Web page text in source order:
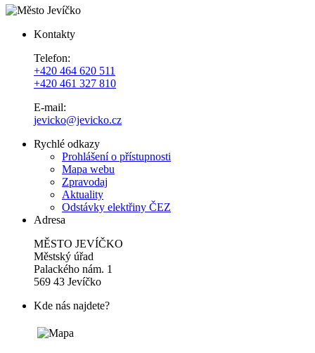
Kontakty
Telefon:
+420 464 620 511
+420 461 327 810
E-mail:
jevicko@jevicko.cz
Rychlé odkazy
Prohlášení o přístupnosti
Mapa webu
Zpravodaj
Aktuality
Odstávky elektřiny ČEZ
Adresa
MĚSTO JEVÍČKO
Městský úřad
Palackého nám. 1
569 43 Jevíčko
Kde nás najdete?